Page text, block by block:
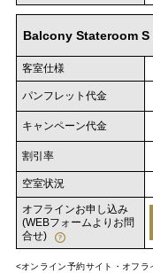
Balcony Stateroom S
客室仕様
パンフレット代金
キャンペーン代金
割引率
空室状況
オフラインお申し込み
(WEBフォームよりお問
合せ)
<オンライン予約サイト・オフ